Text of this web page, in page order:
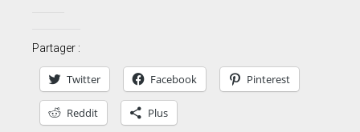
Partager :
Twitter Facebook Pinterest
Reddit Plus